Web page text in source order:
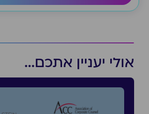
אולי יעניין אתכם...